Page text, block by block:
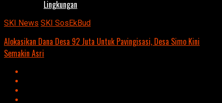
Lingkungan
SKI News SKI SosEkBud
Alokasikan Dana Desa 92 Juta Untuk Pavingisasi, Desa Simo Kini
Semakin Asri